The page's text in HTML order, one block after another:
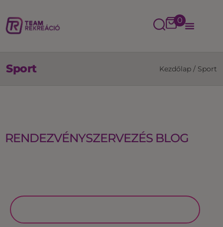
0
Sport Kezdőlap / Sport
RENDEZVÉNYSZERVEZÉS BLOG